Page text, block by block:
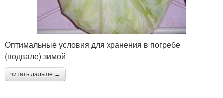
Оптимальные условия для хранения в погребе
(подвале) зимой
читать дальше →